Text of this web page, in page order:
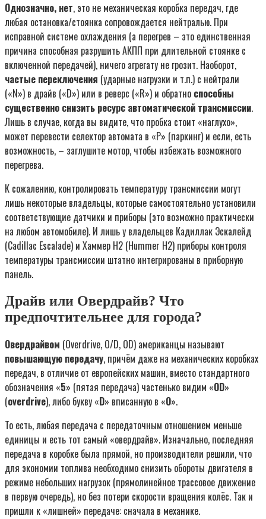
Однозначно, нет, это не механическая коробка передач, где
любая остановка/стоянка сопровождается нейтралью. При
исправной системе охлаждения (а перегрев – это единственная
причина способная разрушить АКПП при длительной стоянке с
включенной передачей), ничего агрегату не грозит. Наоборот,
частые переключения (ударные нагрузки и т.п.) с нейтрали
(«N») в драйв («D») или в реверс («R») и обратно способны
существенно снизить ресурс автоматической трансмиссии.
Лишь в случае, когда вы видите, что пробка стоит «наглухо»,
может перевести селектор автомата в «P» (паркинг) и если, есть
возможность, – заглушите мотор, чтобы избежать возможного
перегрева.
К сожалению, контролировать температуру трансмиссии могут
лишь некоторые владельцы, которые самостоятельно установили
соответствующие датчики и приборы (это возможно практически
на любом автомобиле). И лишь у владельцев Кадиллак Эскалейд
(Cadillac Escalade) и Хаммер H2 (Hummer H2) приборы контроля
температуры трансмиссии штатно интегрированы в приборную
панель.
Драйв или Овердрайв? Что
предпочтительнее для города?
Овердрайвом (Overdrive, O/D, OD) американцы называют
повышающую передачу, причём даже на механических коробках
передач, в отличие от европейских машин, вместо стандартного
обозначения «5» (пятая передача) частенько видим «OD»
(overdrive), либо букву «D» вписанную в «О».
То есть, любая передача с передаточным отношением меньше
единицы и есть тот самый «овердрайв». Изначально, последняя
передача в коробке была прямой, но производители решили, что
для экономии топлива необходимо снизить обороты двигателя в
режиме небольших нагрузок (прямолинейное трассовое движение
в первую очередь), но без потери скорости вращения колёс. Так и
пришли к «лишней» передаче: сначала в механике.